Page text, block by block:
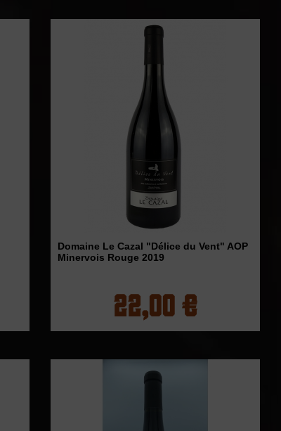
Domaine Le Cazal "Délice du Vent" AOP
Minervois Rouge 2019
22,00 €